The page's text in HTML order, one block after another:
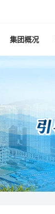
集团概况